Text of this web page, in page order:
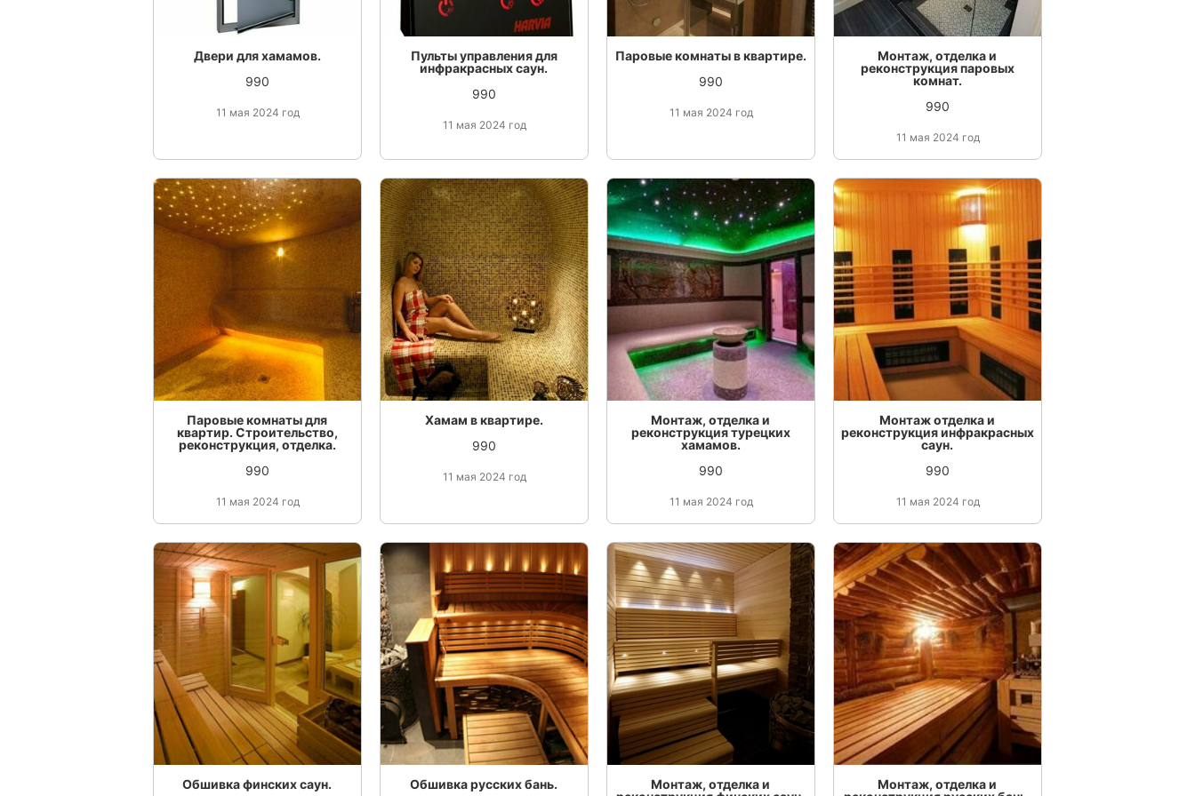
Двери для хамамов.
990
11 мая 2024 год
Пульты управления для
инфракрасных саун.
990
11 мая 2024 год
Паровые комнаты в квартире.
990
11 мая 2024 год
Монтаж, отделка и
реконструкция паровых
комнат.
990
11 мая 2024 год
Паровые комнаты для
квартир. Строительство,
реконструкция, отделка.
990
11 мая 2024 год
Хамам в квартире.
990
11 мая 2024 год
Монтаж, отделка и
реконструкция турецких
хамамов.
990
11 мая 2024 год
Монтаж отделка и
реконструкция инфракрасных
саун.
990
11 мая 2024 год
Обшивка финских саун. Обшивка русских бань.
Монтаж, отделка и
Монтаж, отделка и